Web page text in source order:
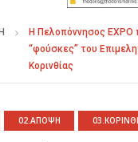
Η Πελοπόννησος EXPO
“φούσκες” του
Κορινθίας
02.ΑΠΟΨΗ